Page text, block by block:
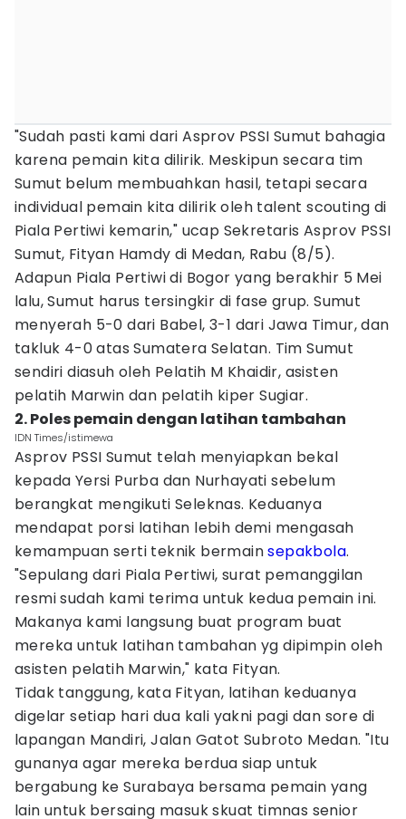
"Sudah pasti kami dari Asprov PSSI Sumut bahagia
karena pemain kita dilirik. Meskipun secara tim
Sumut belum membuahkan hasil, tetapi secara
individual pemain kita dilirik oleh talent scouting di
Piala Pertiwi kemarin," ucap Sekretaris Asprov PSSI
Sumut, Fityan Hamdy di Medan, Rabu (8/5).
Adapun Piala Pertiwi di Bogor yang berakhir 5 Mei
lalu, Sumut harus tersingkir di fase grup. Sumut
menyerah 5-0 dari Babel, 3-1 dari Jawa Timur, dan
takluk 4-0 atas Sumatera Selatan. Tim Sumut
sendiri diasuh oleh Pelatih M Khaidir, asisten
pelatih Marwin dan pelatih kiper Sugiar.
2. Poles pemain dengan latihan tambahan
IDN Times/istimewa
Asprov PSSI Sumut telah menyiapkan bekal
kepada Yersi Purba dan Nurhayati sebelum
berangkat mengikuti Seleknas. Keduanya
mendapat porsi latihan lebih demi mengasah
kemampuan serti teknik bermainsepakbola.
"Sepulang dari Piala Pertiwi, surat pemanggilan
resmi sudah kami terima untuk kedua pemain ini.
Makanya kami langsung buat program buat
mereka untuk latihan tambahan yg dipimpin oleh
asisten pelatih Marwin," kata Fityan.
Tidak tanggung, kata Fityan, latihan keduanya
digelar setiap hari dua kali yakni pagi dan sore di
lapangan Mandiri, Jalan Gatot Subroto Medan. "Itu
gunanya agar mereka berdua siap untuk
bergabung ke Surabaya bersama pemain yang
lain untuk bersaing masuk skuat timnas senior